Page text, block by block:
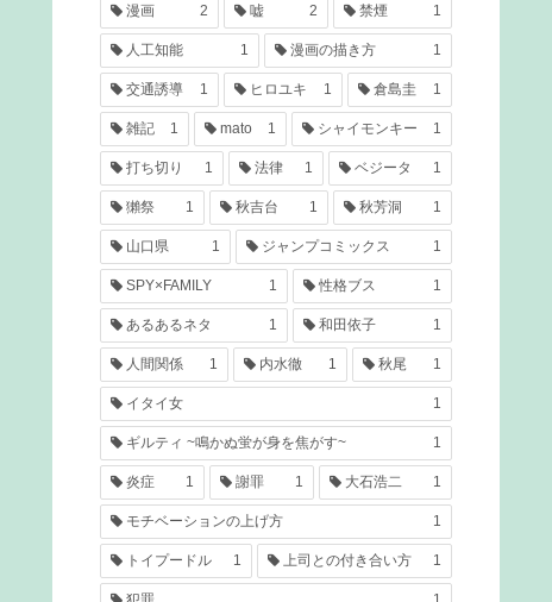
漫画 2 嘘 2 禁煙 1
人工知能 1 漫画の描き方 1
交通誘導 1 ヒロユキ 1 倉島圭 1
雑記 1 mato 1 シャイモンキー 1
打ち切り 1 法律 1 ベジータ 1
獺祭 1 秋吉台 1 秋芳洞 1
山口県 1 ジャンプコミックス 1
SPY×FAMILY 1 性格ブス 1
あるあるネタ 1 和田依子 1
人間関係 1 内水徹 1 秋尾 1
イタイ女 1
ギルティ ~鳴かぬ蛍が身を焦がす~ 1
炎症 1 謝罪 1 大石浩二 1
モチベーションの上げ方 1
トイプードル 1 上司との付き合い方 1